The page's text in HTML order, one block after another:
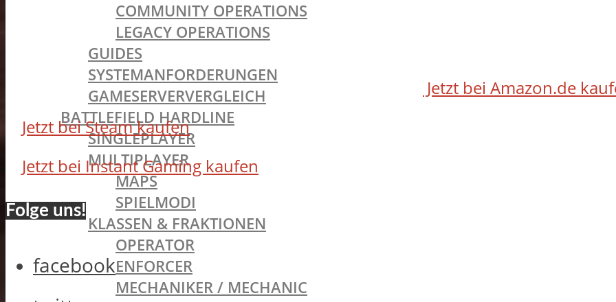
COMMUNITY OPERATIONS
LEGACY OPERATIONS
GUIDES
SYSTEMANFORDERUNGEN
GAMESERVERVERGLEICH
BATTLEFIELD HARDLINE
SINGLEPLAYER
MULTIPLAYER
MAPS
SPIELMODI
KLASSEN & FRAKTIONEN
OPERATOR
ENFORCER
MECHANIKER / MECHANIC
Jetzt bei Amazon.de
Jetzt bei Steam kaufen
Jetzt bei Instant Gaming kaufen
Folge uns!
facebook